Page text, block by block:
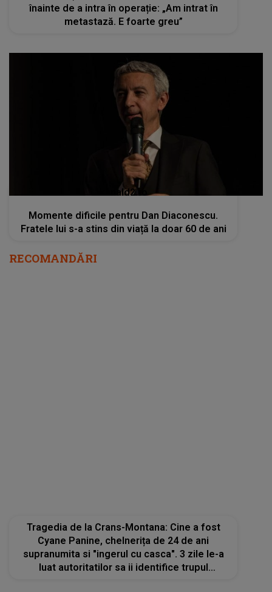
înainte de a intra în operație: „Am intrat în
metastază. E foarte greu”
kanald2.ro
Momente dificile pentru Dan Diaconescu.
Fratele lui s-a stins din viață la doar 60 de ani
RECOMANDĂRI
Tragedia de la Crans-Montana: Cine a fost
Cyane Panine, chelnerița de 24 de ani
supranumita si "ingerul cu casca". 3 zile le-a
luat autoritatilor sa ii identifice trupul